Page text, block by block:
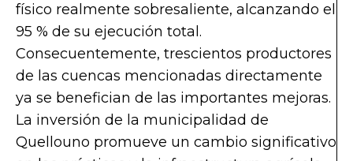
físico realmente sobresaliente, alcanzando el
95 % de su ejecución total.
Consecuentemente, trescientos productores
de las cuencas mencionadas directamente
ya se benefician de las importantes mejoras.
La inversión de la municipalidad de
Quellouno promueve un cambio significativo